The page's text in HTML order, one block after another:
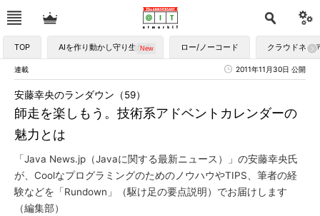
TOP AIを作り動かし守り生かす ロー/ノーコード クラウドネイ
連載 2011年11月30日 公開
師走を楽しもう。技術系アドベントカレンダーの
魅力とは
安藤幸央のランダウン（59）
「Java News.jp（Javaに関する最新ニュース）」の安藤幸央氏
が、CoolなプログラミングのためのノウハウやTIPS、筆者の経
験などを「Rundown」（駆け足の要点説明）でお届けします
（編集部）